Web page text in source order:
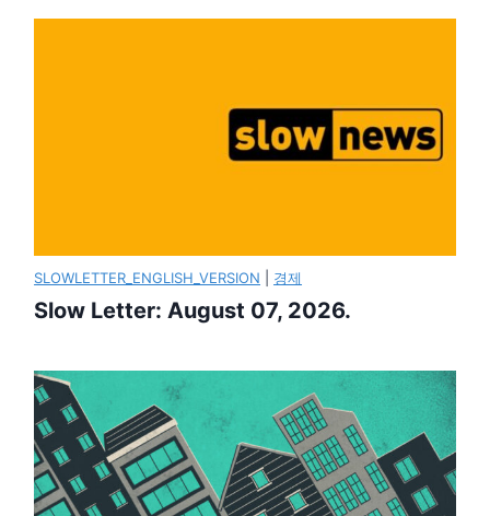
SLOWLETTER_ENGLISH_VERSION 경제
Slow Letter: August 07, 2026.